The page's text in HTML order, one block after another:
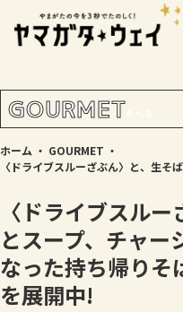
GOURMETたべる
ホーム ・ GOURMET ・
〈ドライブスル
とスープ、チャー
なった持ち帰りそ
を展開中!